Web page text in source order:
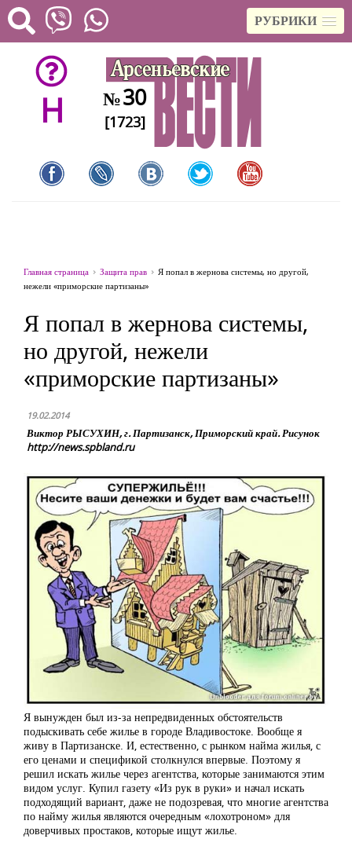
РУБРИКИ
H №30
[1723]
Главная страница Защита прав
Я попал в жернова системы, но другой,
нежели «приморские партизаны»
Я попал в жернова системы,
но другой, нежели
«приморские партизаны»
19.02.2014
Виктор РЫСУХИН, г. Партизанск, Приморский край. Рисунок
http://news.spbland.ru
Я вынужден был из-за непредвиденных обстоятельств
подыскивать себе жилье в городе Владивостоке. Вообще я
живу в Партизанске. И, естественно, с рынком найма жилья, с
его ценами и спецификой столкнулся впервые. Поэтому я
решил искать жилье через агентства, которые занимаются этим
видом услуг. Купил газету «Из рук в руки» и начал искать
подходящий вариант, даже не подозревая, что многие агентства
по найму жилья являются очередным «лохотроном» для
доверчивых простаков, которые ищут жилье.